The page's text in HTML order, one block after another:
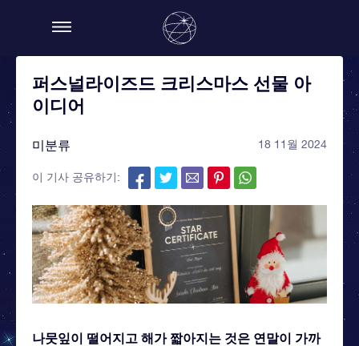
퍼스널라이즈드 크리스마스 선물 아
이디어
미분류 18 11월 2024
이 기사 공유하기:
나뭇잎이 떨어지고 해가 짧아지는 것은 연말이 가까